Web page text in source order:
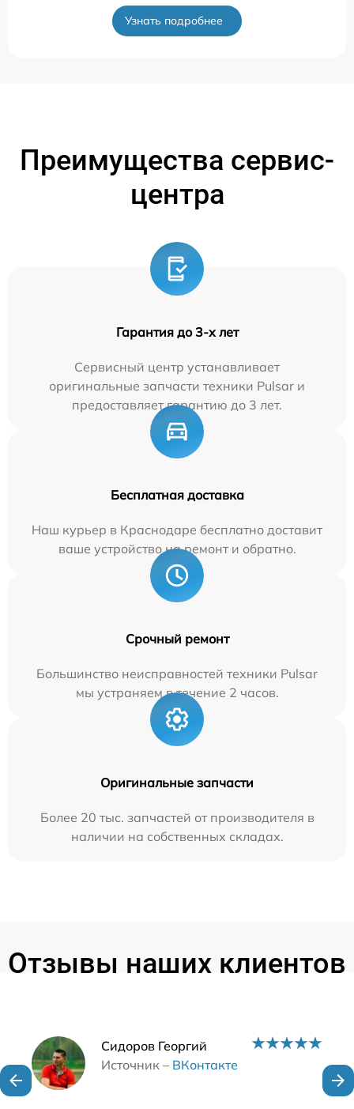
Узнать подробнее
Преимущества сервис-
центра
Гарантия до 3-х лет
Сервисный центр устанавливает
оригинальные запчасти техники Pulsar и
предоставляет гарантию до 3 лет.
Бесплатная доставка
Наш курьер в Краснодаре бесплатно доставит
ваше устройство на ремонт и обратно.
Срочный ремонт
Большинство неисправностей техники Pulsar
мы устраняем в течение 2 часов.
Оригинальные запчасти
Более 20 тыс. запчастей от производителя в
наличии на собственных складах.
Отзывы наших клиентов
Сидоров Георгий
Источник – ВКонтакте
Наши мастера